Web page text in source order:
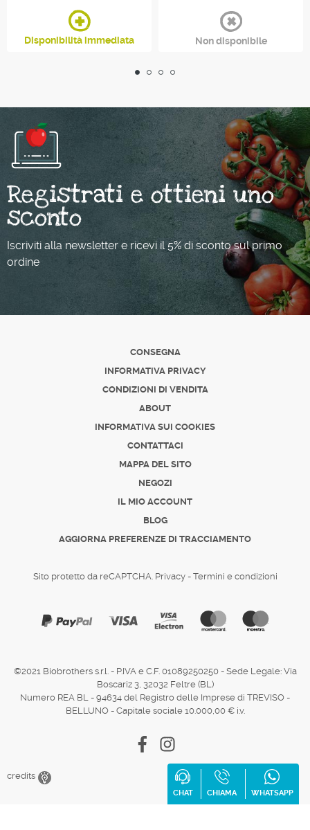
Disponibilità immediata Non disponibile
Registrati e ottieni uno
sconto
Iscriviti alla newsletter e ricevi il 5% di sconto sul primo
ordine
CONSEGNA
INFORMATIVA PRIVACY
CONDIZIONI DI VENDITA
ABOUT
INFORMATIVA SUI COOKIES
CONTATTACI
MAPPA DEL SITO
NEGOZI
IL MIO ACCOUNT
BLOG
AGGIORNA PREFERENZE DI TRACCIAMENTO
Sito protetto da reCAPTCHA. Privacy- Termini e condizioni
©2021 Biobrothers s.r.l. - P.IVA e C.F. 01089250250 - Sede Legale: Via
Boscariz 3, 32032 Feltre (BL)
Numero REA BL - 94634 del Registro delle Imprese di TREVISO -
BELLUNO - Capitale sociale 10.000,00 € i.v.
Facebook
credits
CHAT CHIAMA WHATSAPP